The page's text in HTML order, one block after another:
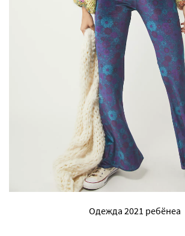
Одежда 2021 ребëнеа